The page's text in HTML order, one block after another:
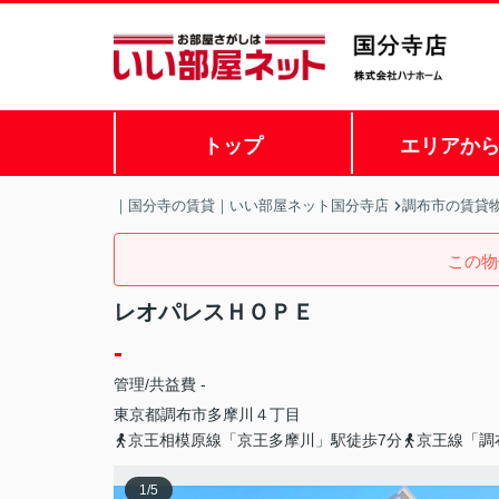
トップ エリアか
｜国分寺の賃貸｜いい部屋ネット国分寺店 調布市の賃貸
この
レオパレスＨＯＰＥ
-
管理/共益費 -
東京都調布市多摩川 ４丁目
京王相模原線「京王多摩川」駅徒歩7分
京王線「
1/5